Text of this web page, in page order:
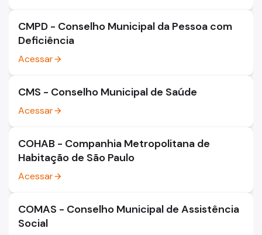
CMPD - Conselho Municipal da Pessoa com
Deficiência
Acessararrow_forward
CMS - Conselho Municipal de Saúde
Acessararrow_forward
COHAB - Companhia Metropolitana de
Habitação de São Paulo
Acessararrow_forward
COMAS - Conselho Municipal de Assistência
Social